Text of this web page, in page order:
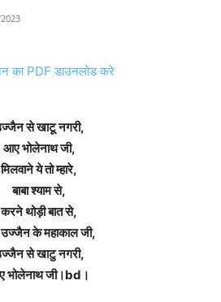
का PDF डाउनलोड करे
से खाटू नगरी,
आए भोलेनाथ जी,
मिलवाने ये तो म्हारे,
बाबा श्याम से,
करने थोड़ी बात से,
के महाकाल जी,
से खाटु नगरी,
भोलेनाथ जी।bd।